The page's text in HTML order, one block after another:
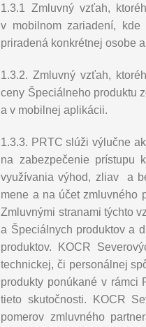
1.3.1 Zmluvný vzťah,
v mobilnom zariadení,
priradená konkrétnej osobe
1.3.2. Zmluvný vzťah,
ceny Špeciálneho produktu
a v mobilnej aplikácii.
1.3.3. PRTC slúži výlučne
na zabezpečenie prístupu
využívania výhod, zliav a
mene a na účet zmluvného
Zmluvnými stranami týchto
a Špeciálnych produktov a
produktov. KOCR
technickej, či personálnej
produkty ponúkané v
tieto skutočnosti. KOCR
pomerov zmluvného